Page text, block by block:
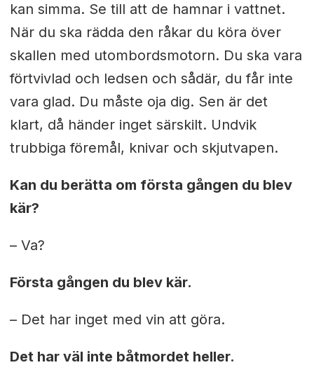
kan simma. Se till att de hamnar i vattnet.
När du ska rädda den råkar du köra över
skallen med utombordsmotorn. Du ska vara
förtvivlad och ledsen och sådär, du får inte
vara glad. Du måste oja dig. Sen är det
klart, då händer inget särskilt. Undvik
trubbiga föremål, knivar och skjutvapen.
Kan du berätta om första gången du blev
kär?
– Va?
Första gången du blev kär.
– Det har inget med vin att göra.
Det har väl inte båtmordet heller.